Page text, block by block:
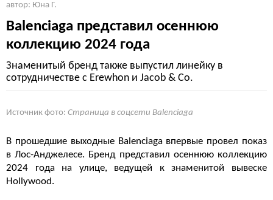
автор: Юна Г.
Balenciaga представил осеннюю
коллекцию 2024 года
Знаменитый бренд также выпустил линейку в
сотрудничестве с Erewhon и Jacob & Co.
Источник фото: Страница в соцсети Balenciaga
В прошедшие выходные Balenciaga впервые провел показ
в Лос-Анджелесе. Бренд представил осеннюю коллекцию
2024 года на улице, ведущей к знаменитой вывеске
Hollywood.